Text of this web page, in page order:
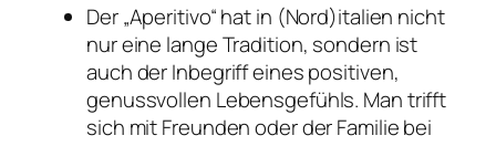
Der „Aperitivo“ hat in (Nord)italien nicht
nur eine lange Tradition, sondern ist
auch der Inbegriff eines positiven,
genussvollen Lebensgefühls. Man trifft
sich mit Freunden oder der Familie bei